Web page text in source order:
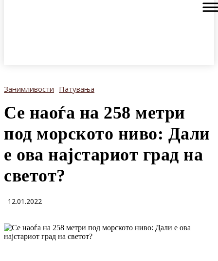
Занимливости Патувања
Се наоѓа на 258 метри
под морското ниво: Дали
е ова најстариот град на
светот?
12.01.2022